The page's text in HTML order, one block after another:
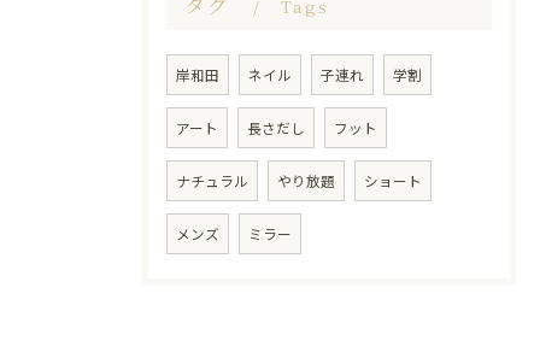
Tags
岸和田 ネイル 子連れ 学割
アート 長さだし フット
ナチュラル やり放題 ショート
メンズ ミラー